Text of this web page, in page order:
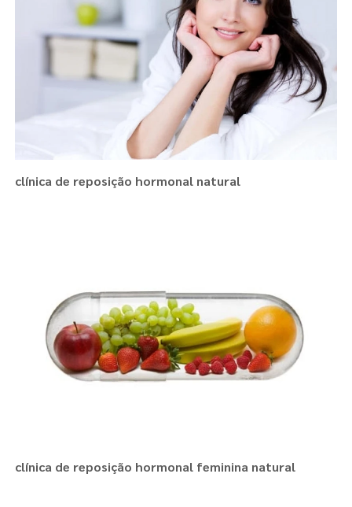
clínica de reposição hormonal natural
clínica de reposição hormonal feminina natural